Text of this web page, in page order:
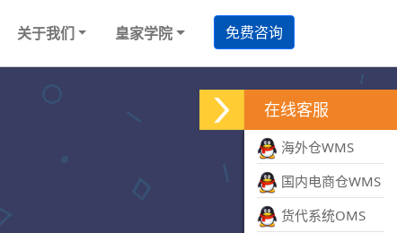
关于我们 皇家学院 免费咨询
在线客服
海外仓WMS
国内电商仓WMS
货代系统OMS